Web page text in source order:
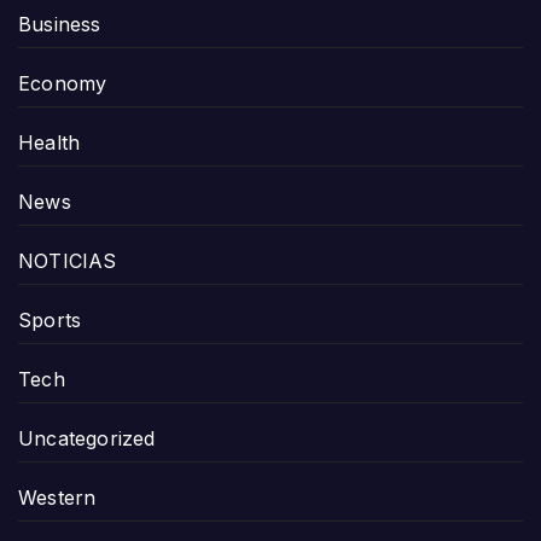
Business
Economy
Health
News
NOTICIAS
Sports
Tech
Uncategorized
Western